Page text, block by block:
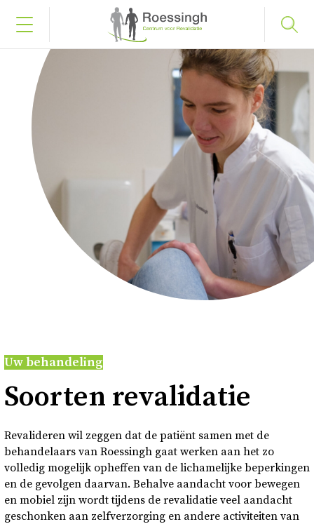
Home
Uw diagnose
Uw behandeling
Contact en bezoek
Deutsch
Donkere modus
Uw behandeling
Soor­ten re­va­li­da­tie
Revalideren wil zeggen dat de patiënt samen met de
behandelaars van Roessingh gaat werken aan het zo
volledig mogelijk opheffen van de lichamelijke beperkingen
en de gevolgen daarvan. Behalve aandacht voor bewegen
en mobiel zijn wordt tijdens de revalidatie veel aandacht
geschonken aan zelfverzorging en andere activiteiten van